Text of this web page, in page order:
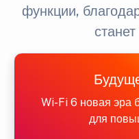
функции,
Wi-Fi 6 новая эра
для